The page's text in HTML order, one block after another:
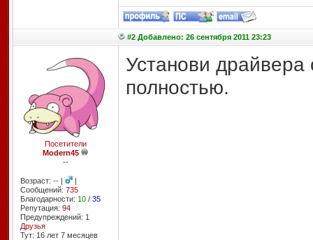
#2 Добавлено: 26 сентября 2011 23:23
Посетители
Modern45
--
Возраст: -- |
|
Сообщений: 735
Благодарности: 10/ 35
Репутация: 94
Предупреждений: 1
Друзья
Тут: 16 лет 7 месяцев
Установи драйвера
полностью.